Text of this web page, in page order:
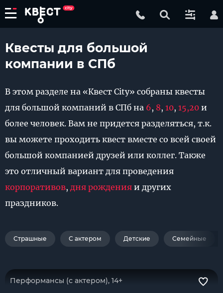
Квесты для большой
компании в СПб
В этом разделе на «Квест City» собраны квесты
для большой компаний в СПб на 6, 8, 10, 15,20 и
более человек. Вам не придется разделяться, т.к.
вы можете проходить квест вместе со всей своей
большой компанией друзей или коллег. Также
это отличный вариант для проведения
корпоративов, дня рождения и других
праздников.
Страшные С актером Детские Семейные
Перформансы (с актером), 14+